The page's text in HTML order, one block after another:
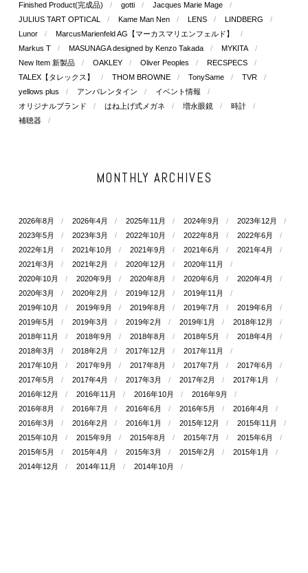
Finished Product(完成品)
gotti
Jacques Marie Mage
JULIUS TART OPTICAL
Kame Man Nen LENS
LINDBERG
Lunor
MarcusMarienfeld AG【マーカスマリエンフェルド】
Markus T
MASUNAGA designed by Kenzo Takada
MYKITA
New Item 新製品
OAKLEY Oliver Peoples
RECSPECS
TALEX【タレックス】
THOM BROWNE TonySame
TVR
yellows plus
アンバレンタイン
イベント情報
オリジナルブランド
はね上げ式メガネ 増永眼鏡
時計
補聴器
MONTHLY ARCHIVES
2026年8月 2026年4月 2025年11月 2024年9月
2023年12月
2023年5月
2023年3月 2022年10月 2022年8月
2022年6月
2022年1月
2021年10月 2021年9月 2021年6月
2021年4月
2021年3月
2021年2月 2020年12月
2020年11月
2020年10月
2020年9月 2020年8月 2020年6月
2020年4月
2020年3月
2020年2月 2019年12月
2019年11月
2019年10月
2019年9月 2019年8月 2019年7月
2019年6月
2019年5月
2019年3月 2019年2月 2019年1月
2018年12月
2018年11月
2018年9月 2018年8月 2018年5月
2018年4月
2018年3月
2018年2月 2017年12月
2017年11月
2017年10月
2017年9月 2017年8月 2017年7月
2017年6月
2017年5月
2017年4月 2017年3月 2017年2月
2017年1月
2016年12月
2016年11月 2016年10月
2016年9月
2016年8月
2016年7月 2016年6月 2016年5月
2016年4月
2016年3月
2016年2月 2016年1月 2015年12月
2015年11月
2015年10月
2015年9月 2015年8月 2015年7月
2015年6月
2015年5月
2015年4月 2015年3月 2015年2月
2015年1月
2014年12月
2014年11月 2014年10月